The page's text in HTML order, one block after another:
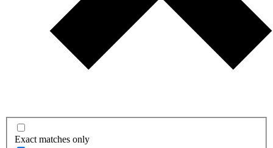
Exact matches only